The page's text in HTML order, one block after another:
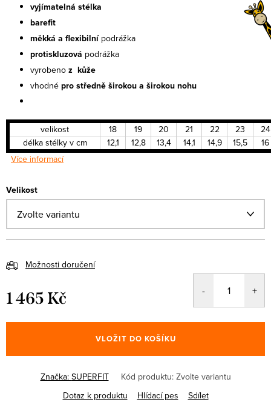
vyjímatelná stélka
barefit
měkká a flexibilnípodrážka
protiskluzová podrážka
vyrobeno z kůže
vhodné pro středně širokou a širokou nohu
velikost 18 19 20 21 22 23
24
délka stélky v cm
12,1 12,8 13,4 14,1 14,9 15,5
16
Více informací
Velikost
Možnosti doručení
1 465 Kč
cena:
VLOŽIT DO KOŠÍKU
Značka: SUPERFIT Kód produktu: Zvolte variantu
Dotaz k produktu
Hlídací pes Sdílet